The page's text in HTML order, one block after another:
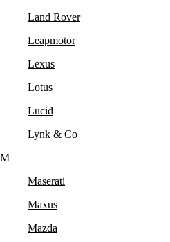
Land Rover
Leapmotor
Lexus
Lotus
Lucid
Lynk & Co
M
Maserati
Maxus
Mazda